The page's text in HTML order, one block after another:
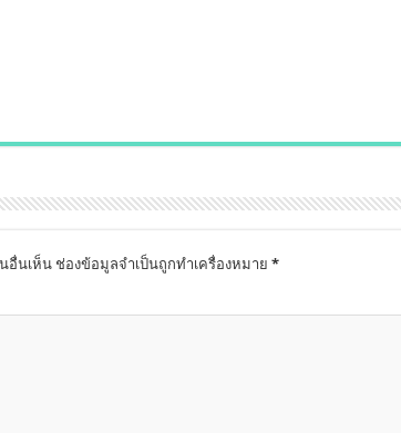
อื่นเห็น ช่องข้อมูลจำเป็นถูกทำเครื่องหมาย *